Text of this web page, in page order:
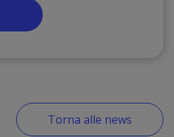
Torna alle news